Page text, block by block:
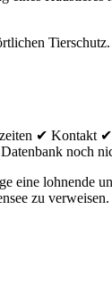
Tierschutz.
✔
noch
lohnende
zu verweisen.